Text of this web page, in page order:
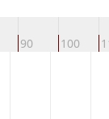
90 100